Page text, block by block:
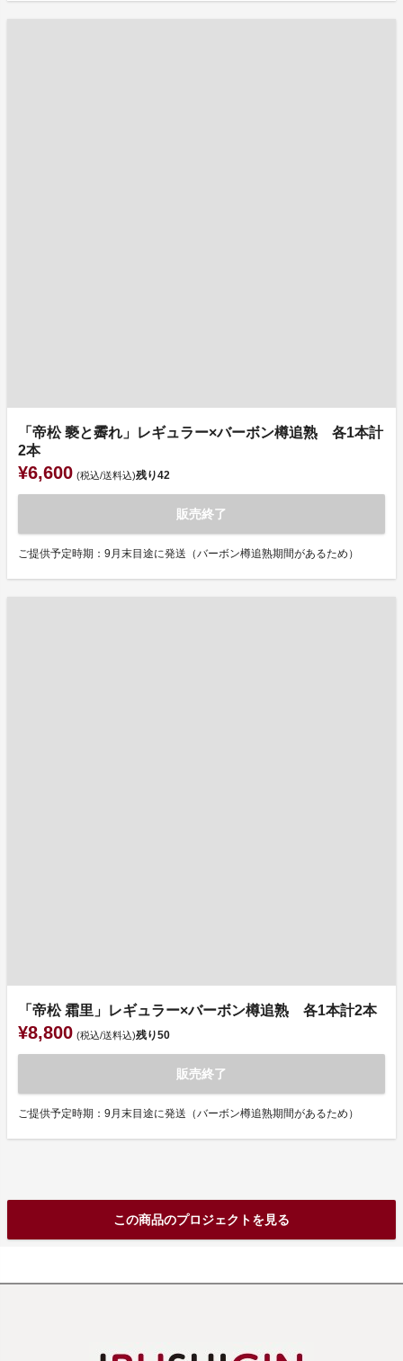
「帝松 褻と霽れ」レギュラー×バーボン樽追熟 各1本計
2本
¥6,600 (税込/送料込)残り42
販売終了
ご提供予定時期：9月末目途に発送（バーボン樽追熟期間があるため）
「帝松 霜里」レギュラー×バーボン樽追熟 各1本計2本
¥8,800 (税込/送料込)残り50
販売終了
ご提供予定時期：9月末目途に発送（バーボン樽追熟期間があるため）
この商品のプロジェクトを見る